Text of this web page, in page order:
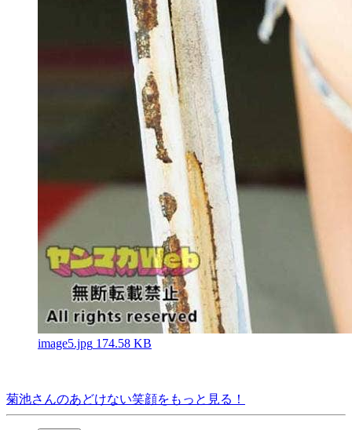
image5.jpg 174.58 KB
菊池さんのあどけない笑顔をもっと見る！